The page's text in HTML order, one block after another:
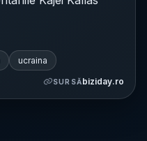
ucraina
SURSĂbiziday.ro